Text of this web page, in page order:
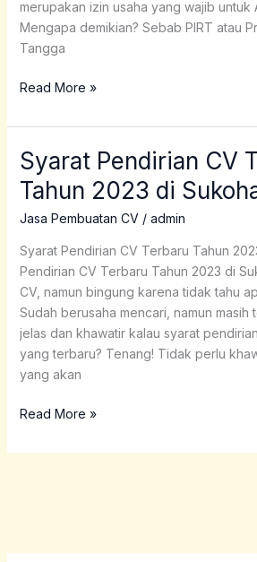
merupakan izin usaha yang wajib untuk
Mengapa demikian? Sebab PIRT atau
Tangga
Read More »
Syarat Pendirian CV
Tahun 2023 di
Jasa Pembuatan CV/ admin
Syarat Pendirian CV Terbaru Tahun
Pendirian CV Terbaru Tahun 2023 di
CV, namun bingung karena tidak tahu
Sudah berusaha mencari, namun masih
jelas dan khawatir kalau syarat
yang terbaru? Tenang! Tidak perlu
yang akan
Syarat
Pendirian
CV
Terbaru
2023
di
Sukoharjo
Read More »